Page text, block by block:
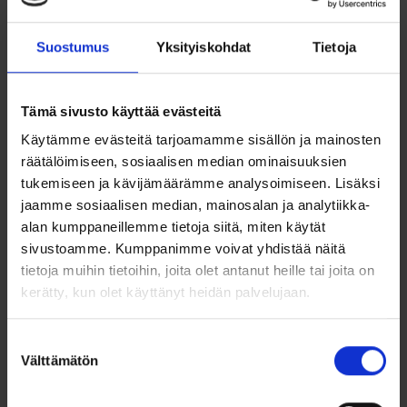
Suostumus Yksityiskohdat Tietoja
Tämä sivusto käyttää evästeitä
Käytämme evästeitä tarjoamamme sisällön ja mainosten
räätälöimiseen, sosiaalisen median ominaisuuksien
tukemiseen ja kävijämäärämme analysoimiseen. Lisäksi
jaamme sosiaalisen median, mainosalan ja analytiikka-
alan kumppaneillemme tietoja siitä, miten käytät
sivustoamme. Kumppanimme voivat yhdistää näitä
tietoja muihin tietoihin, joita olet antanut heille tai joita on
kerätty, kun olet käyttänyt heidän palvelujaan.
valinta
Välttämätön
kaiverruksella! Halutessasi kaiverramme sormukseen
valitsemasi tekstin täysin veloituksetta. Tämä pieni
yksityiskohta tekee sormuksestasi erityisen ja ikimuistoisen.
toimitusaika
Tämä sormus valmistetaan tilauksesta juuri sinua varten.
Toimitusaika on noin 10-15 arkipäivää.
Huomioitavaa koon
valinnassa
Sormuksen sisäpinta on hieman pyöristetty, mikä tekee siitä
erittäin miellyttävän käyttää päivittäin. Pyöristetty sisäpinta
takaa, että sormus liukuu helposti sormeen ja tuntuu
mukavalta kaikissa tilanteissa. Tämän vuoksi sormuksen
kokoa valitessa kannattaa olla erityisen tarkkana. Pyöristetty
tasapintainen sormus, joten huolellinen koon valinta on